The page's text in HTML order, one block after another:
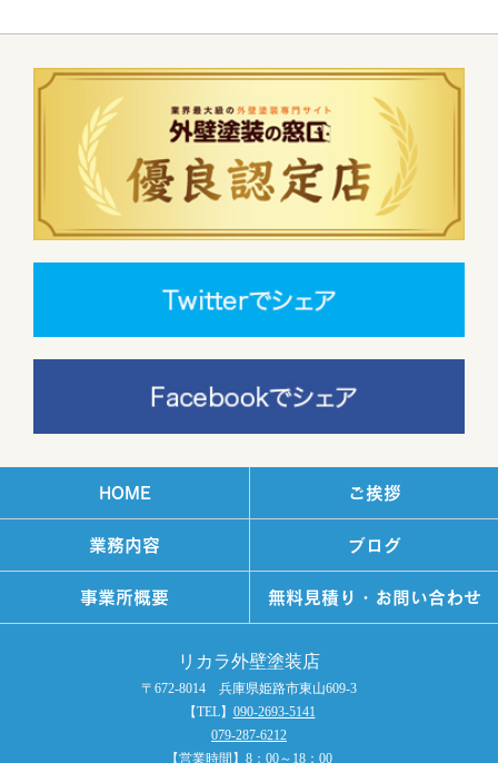
HOME ご挨拶
業務内容 ブログ
事業所概要 無料見積り・お問い合わせ
リカラ外壁塗装店
〒672-8014 兵庫県姫路市東山609-3
【TEL】 090-2693-5141
079-287-6212
【営業時間】8：00～18：00